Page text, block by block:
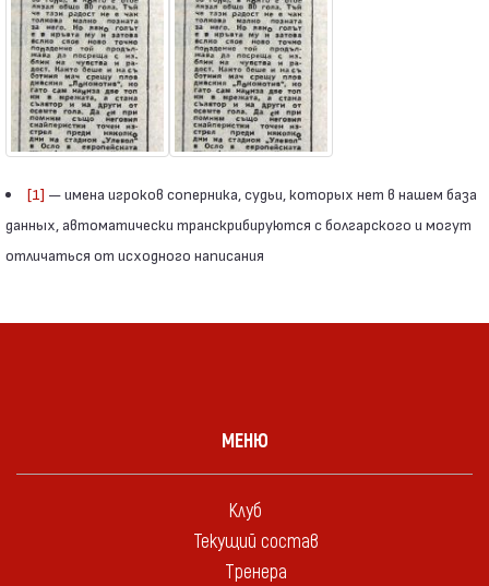
[1] — имена игроков соперника, судьи, которых нет в нашем база
данных, автоматически транскрибируются с болгарского и могут
отличаться от исходного написания
МЕНЮ
Клуб
Текущий состав
Тренера